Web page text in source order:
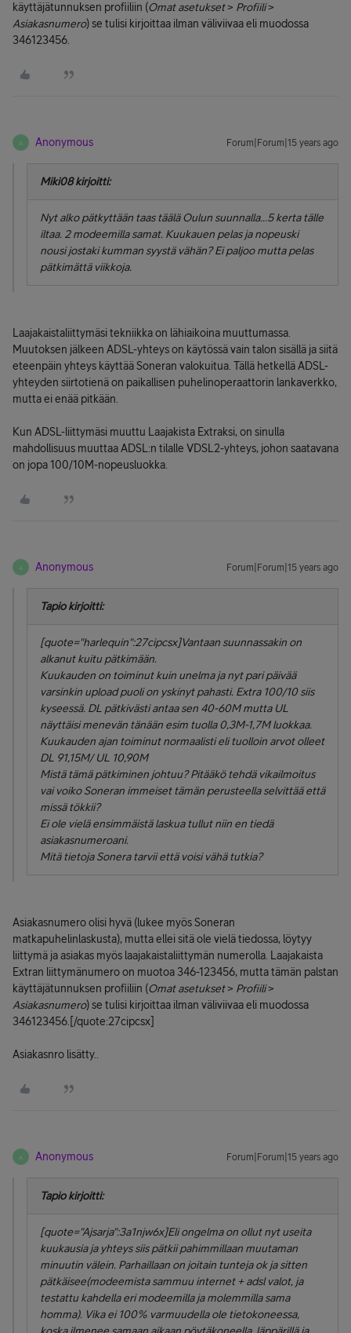
käyttäjätunnuksen profiiliin (Omat asetukset> Profiili>
Asiakasnumero) se tulisi kirjoittaa ilman väliviivaa eli muodossa
346123456.
A Anonymous Forum|Forum|15 years ago
Miki08 kirjoitti:
Nyt alko pätkyttään taas täälä Oulun suunnalla...5 kerta tälle
iltaa. 2 modeemilla samat. Kuukauen pelas ja nopeuski
nousi jostaki kumman syystä vähän? Ei paljoo mutta pelas
pätkimättä viikkoja.
Laajakaistaliittymäsi tekniikka on lähiaikoina muuttumassa.
Muutoksen jälkeen ADSL-yhteys on käytössä vain talon sisällä ja siitä
eteenpäin yhteys käyttää Soneran valokuitua. Tällä hetkellä ADSL-
yhteyden siirtotienä on paikallisen puhelinoperaattorin lankaverkko,
mutta ei enää pitkään.
Kun ADSL-liittymäsi muuttu Laajakista Extraksi, on sinulla
mahdollisuus muuttaa ADSL:n tilalle VDSL2-yhteys, johon saatavana
on jopa 100/10M-nopeusluokka.
A Anonymous Forum|Forum|15 years ago
Tapio kirjoitti:
[quote="harlequin":27cipcsx]Vantaan suunnassakin on
alkanut kuitu pätkimään.
Kuukauden on toiminut kuin unelma ja nyt pari päivää
varsinkin upload puoli on yskinyt pahasti. Extra 100/10 siis
kyseessä. DL pätkivästi antaa sen 40-60M mutta UL
näyttäisi menevän tänään esim tuolla 0,3M-1,7M luokkaa.
Kuukauden ajan toiminut normaalisti eli tuolloin arvot olleet
DL 91,15M/ UL 10,90M
Mistä tämä pätkiminen johtuu? Pitääkö tehdä vikailmoitus
vai voiko Soneran immeiset tämän perusteella selvittää että
missä tökkii?
Ei ole vielä ensimmäistä laskua tullut niin en tiedä
asiakasnumeroani.
Mitä tietoja Sonera tarvii että voisi vähä tutkia?
Asiakasnumero olisi hyvä (lukee myös Soneran
matkapuhelinlaskusta), mutta ellei sitä ole vielä tiedossa, löytyy
liittymä ja asiakas myös laajakaistaliittymän numerolla. Laajakaista
Extran liittymänumero on muotoa 346-123456, mutta tämän palstan
käyttäjätunnuksen profiiliin (Omat asetukset> Profiili>
Asiakasnumero) se tulisi kirjoittaa ilman väliviivaa eli muodossa
346123456.[/quote:27cipcsx]
Asiakasnro lisätty..
A Anonymous Forum|Forum|15 years ago
Tapio kirjoitti:
[quote="Ajsarja":3a1njw6x]Eli ongelma on ollut nyt useita
kuukausia ja yhteys siis pätkii pahimmillaan muutaman
minuutin välein. Parhaillaan on joitain tunteja ok ja sitten
pätkäisee(modeemista sammuu internet + adsl valot, ja
testattu kahdella eri modeemilla ja molemmilla sama
homma). Vika ei 100% varmuudella ole tietokoneessa,